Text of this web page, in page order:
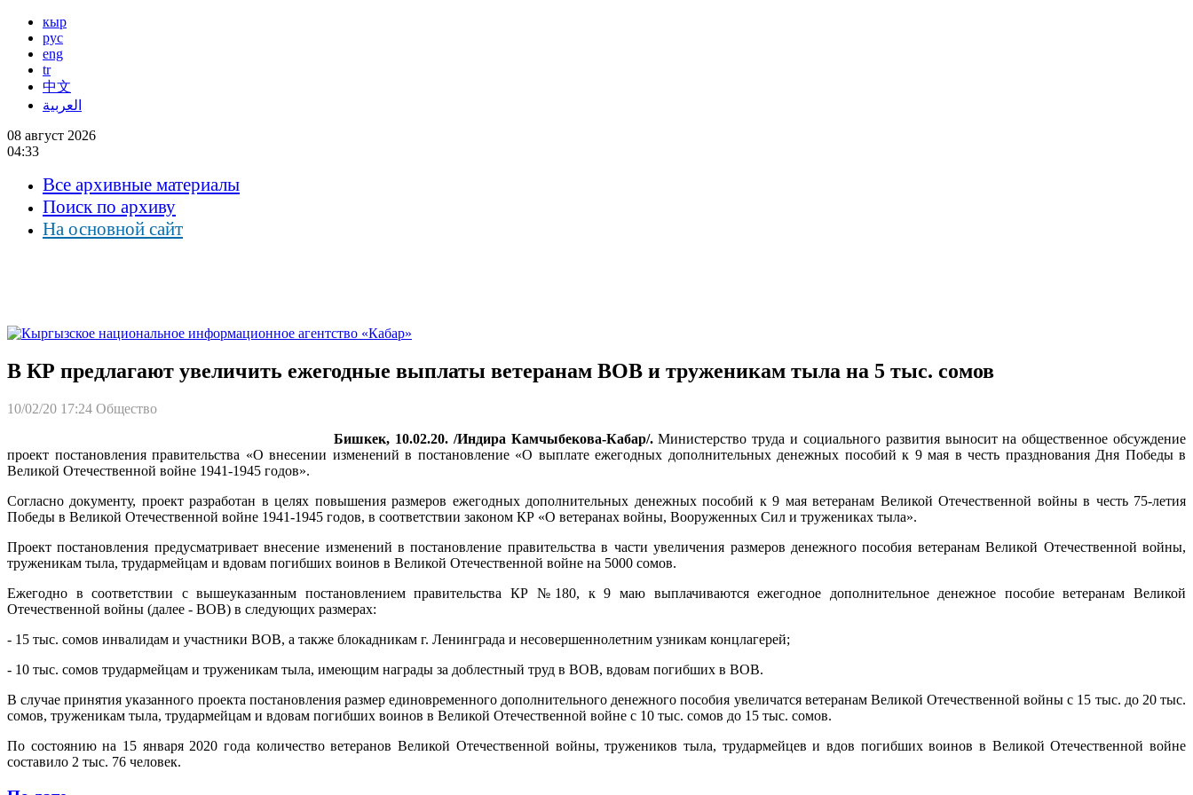
кыр
рус
eng
tr
中文
العربية
08 август 2026
04:33
Все архивные материалы
Поиск по архиву
На основной сайт
В КР предлагают увеличить ежегодные выплаты ветеранам ВОВ и труженикам тыла на 5 тыс. сомов
10/02/20 17:24 Общество
Бишкек, 10.02.20. /Индира Камчыбекова-Кабар/.Министерство труда и социального развития выносит на общественное обсуждение
проект постановления правительства «О внесении изменений в постановление «О выплате ежегодных дополнительных денежных пособий к 9 мая в честь празднования Дня Победы в
Великой Отечественной войне 1941-1945 годов».
Согласно документу, проект разработан в целях повышения размеров ежегодных дополнительных денежных пособий к 9 мая ветеранам Великой Отечественной войны в честь 75-летия
Победы в Великой Отечественной войне 1941-1945 годов, в соответствии законом КР «О ветеранах войны, Вооруженных Сил и тружениках тыла».
Проект постановления предусматривает внесение изменений в постановление правительства в части увеличения размеров денежного пособия ветеранам Великой Отечественной войны,
труженикам тыла, трудармейцам и вдовам погибших воинов в Великой Отечественной войне на 5000 сомов.
Ежегодно в соответствии с вышеуказанным постановлением правительства КР №180, к 9 маю выплачиваются ежегодное дополнительное денежное пособие ветеранам Великой
Отечественной войны (далее - ВОВ) в следующих размерах:
- 15 тыс. сомов инвалидам и участники ВОВ, а также блокадникам г. Ленинграда и несовершеннолетним узникам концлагерей;
- 10 тыс. сомов трудармейцам и труженикам тыла, имеющим награды за доблестный труд в ВОВ, вдовам погибших в ВОВ.
В случае принятия указанного проекта постановления размер единовременного дополнительного денежного пособия увеличатся ветеранам Великой Отечественной войны с 15 тыс. до 20 тыс.
сомов, труженикам тыла, трудармейцам и вдовам погибших воинов в Великой Отечественной войне с 10 тыс. сомов до 15 тыс. сомов.
По состоянию на 15 января 2020 года количество ветеранов Великой Отечественной войны, тружеников тыла, трудармейцев и вдов погибших воинов в Великой Отечественной войне
составило 2 тыс. 76 человек.